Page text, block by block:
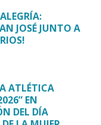
JOSÉ JUNTO A
ATLÉTICA
EN
DEL DÍA